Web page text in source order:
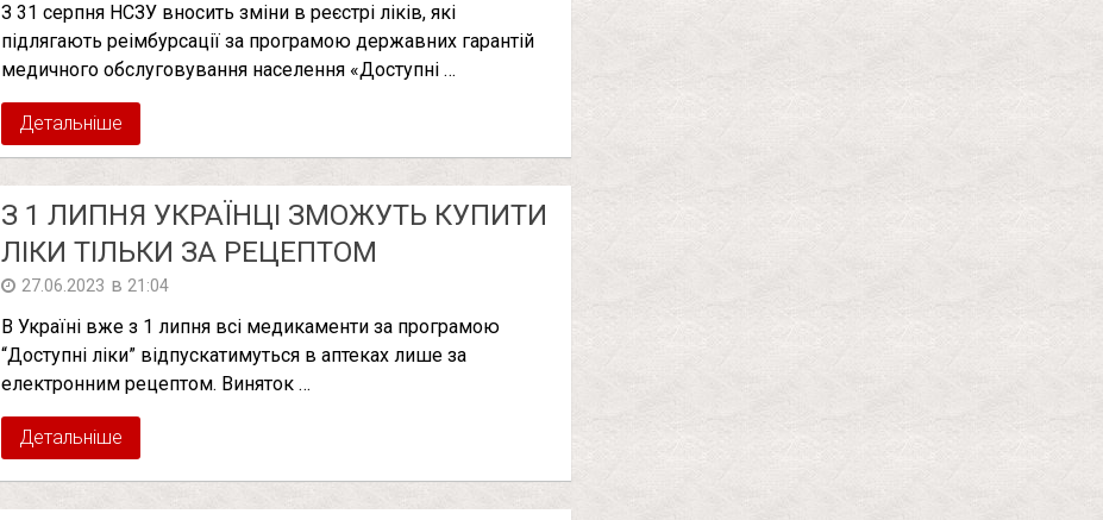
З 31 серпня НСЗУ вносить зміни в реєстрі ліків, які
підлягають реімбурсації за програмою державних гарантій
медичного обслуговування населення «Доступні …
Детальніше
З 1 ЛИПНЯ УКРАЇНЦІ ЗМОЖУТЬ КУПИТИ
ЛІКИ ТІЛЬКИ ЗА РЕЦЕПТОМ
27.06.2023 в 21:04
В Україні вже з 1 липня всі медикаменти за програмою
“Доступні ліки” відпускатимуться в аптеках лише за
електронним рецептом. Виняток …
Детальніше